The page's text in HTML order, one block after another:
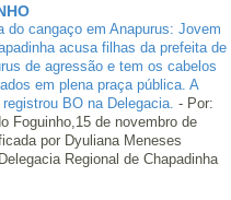
do cangaço em Anapurus: Jovem
acusa filhas da prefeita de
de agressão e tem os cabelos
em plena praça pública. A
BO na Delegacia. - Por:
Foguinho,15 de novembro de
por Dyuliana Meneses
Regional de Chapadinha